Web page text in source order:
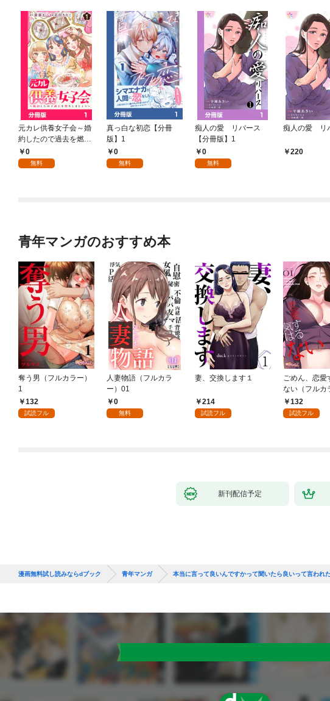
元カレ供養女子会～婚
約したので過去を燃や
しましょう～【分冊
版】1
0
無料
真っ白な初恋【分冊
版】1
0
無料
痴人の愛 リバース
【分冊版】1
0
無料
痴人の愛 リ
220
青年マンガのおすすめ本
奪う男（フルカラー）
1
132
試読フル
人妻物語（フルカラ
ー）01
0
無料
妻、交換します１
214
試読フル
ごめん、恋愛
ない（フルカ
132
試読フル
新刊配信予定
漫画無料試し読みならdブック 青年マンガ 本当に言って良いんですかって聞いたら良いって言われ